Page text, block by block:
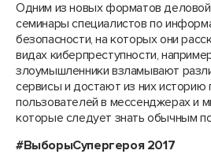
Одним из новых форматов
семинары специалистов по
безопасности, на которых они
видах киберпреступности,
злоумышленники взламывают
сервисы и достают из них историю
пользователей в мессенджерах и
которые следует знать обычным
#ВыборыСупергероя 2017